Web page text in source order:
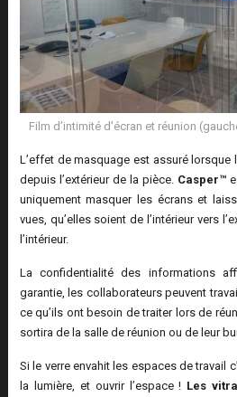
Film d’intimité d’écran et réunion
L’effet de masquage est assuré lorsque
depuis l’extérieur de la pièce. Casper™
uniquement masquer les écrans et
vues, qu’elles soient de l’intérieur vers
l’intérieur.
La confidentialité des informations
garantie, les collaborateurs peuvent
ce qu’ils ont besoin de traiter lors de
sortira de la salle de réunion ou de leur
Si le verre envahit les espaces de travail
la lumière, et ouvrir l’espace ! Les